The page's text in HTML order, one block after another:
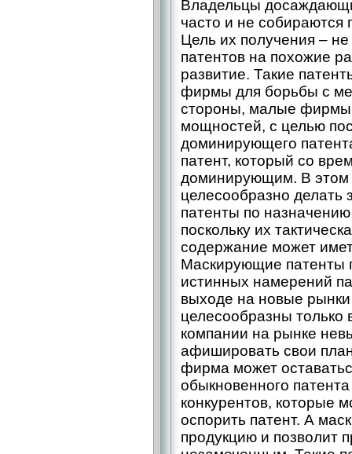
Владельцы
часто и не собираются
Цель их получения –
патентов на похожие
развитие. Такие
фирмы для борьбы с
стороны, малые
мощностей, с целью
доминирующего
патент, который со
доминирующим. В этом
целесообразно
патенты по
поскольку их
содержание может
Маскирующие патенты
истинных намерений
выходе на новые
целесообразны только
компании на рынке
афишировать свои
фирма может
обыкновенного
конкурентов, которые
оспорить патент. А
продукцию и позволит